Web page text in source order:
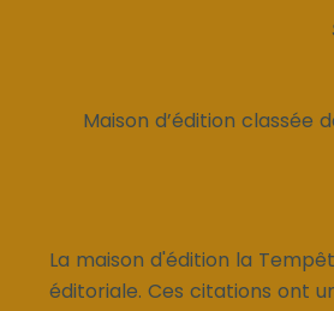
Maison d’édition classée
La maison d'édition la
éditoriale. Ces citations ont